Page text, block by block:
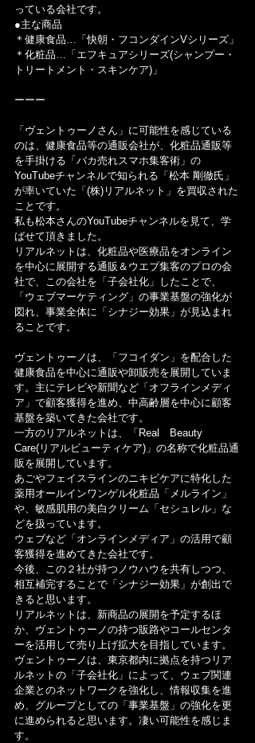
っている会社です。
●主な商品
＊健康食品…「快朝・フコンダインVシリーズ」
＊化粧品…「エフキュアシリーズ(シャンプー・
トリートメント・スキンケア)」
ーーー
「ヴェントゥーノさん」に可能性を感じている
のは、健康食品等の通販会社が、化粧品通販等
を手掛ける「バカ売れスマホ集客術」の
YouTubeチャンネルで知られる「松本 剛徹氏」
が率いていた「(株)リアルネット」を買収された
ことです。
私も松本さんのYouTubeチャンネルを見て、学
ばせて頂きました。
リアルネットは、化粧品や医療品をオンライン
を中心に展開する通販＆ウエブ集客のプロの会
社で、この会社を「子会社化」したことで、
「ウェブマーケティング」の事業基盤の強化が
図れ、事業全体に「シナジー効果」が見込まれ
ることです。
ヴェントゥーノは、「フコイダン」を配合した
健康食品を中心に通販や卸販売を展開していま
す。主にテレビや新聞など「オフラインメディ
ア」で顧客獲得を進め、中高齢層を中心に顧客
基盤を築いてきた会社です。
一方のリアルネットは、「Real　Beauty
Care(リアルビューティケア)」の名称で化粧品通
販を展開しています。
あごやフェイスラインのニキビケアに特化した
薬用オールインワンゲル化粧品「メルライン」
や、敏感肌用の美白クリーム「セシュレル」な
どを扱っています。
ウェブなど「オンラインメディア」の活用で顧
客獲得を進めてきた会社です。
今後、この２社が持つノウハウを共有しつつ、
相互補完することで「シナジー効果」が創出で
きると思います。
リアルネットは、新商品の展開を予定するほ
か、ヴェントゥーノの持つ販路やコールセンタ
ーを活用して売り上げ拡大を目指しています。
ヴェントゥーノは、東京都内に拠点を持つリア
ルネットの「子会社化」によって、ウェブ関連
企業とのネットワークを強化し、情報収集を進
め、グループとしての「事業基盤」の強化を更
に進められると思います。凄い可能性を感じま
す。